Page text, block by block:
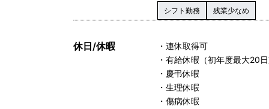
シフト勤務 残業少なめ
休日/休暇
・連休取得可
・有給休暇（初年度最大20
・慶弔休暇
・生理休暇
・傷病休暇